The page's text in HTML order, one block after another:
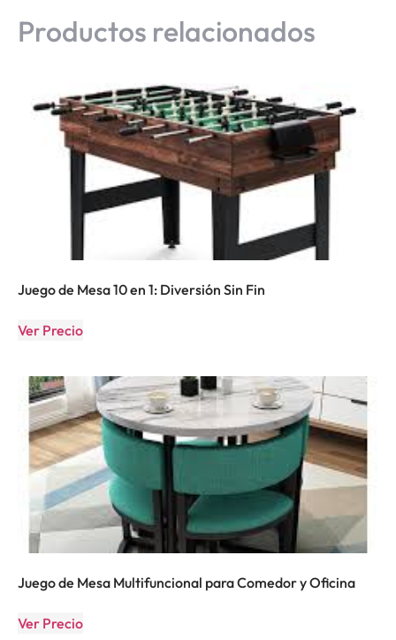
Productos relacionados
Juego de Mesa 10 en 1: Diversión Sin Fin
Ver Precio
Juego de Mesa Multifuncional para Comedor y Oficina
Ver Precio